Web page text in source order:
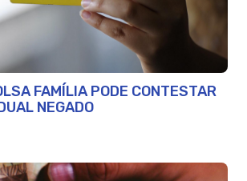
FAMÍLIA PODE CONTESTAR
NEGADO